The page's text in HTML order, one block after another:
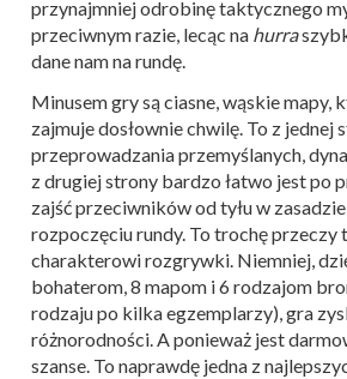
przynajmniej odrobinę taktycznego
przeciwnym razie, lecąc na hurra
dane nam na rundę.
Minusem gry są ciasne, wąskie mapy,
zajmuje dosłownie chwilę. To z jednej
przeprowadzania przemyślanych,
z drugiej strony bardzo łatwo jest po
zajść przeciwników od tyłu w
rozpoczęciu rundy. To trochę przeczy
charakterowi rozgrywki. Niemniej,
bohaterom, 8 mapom i 6 rodzajom
rodzaju po kilka egzemplarzy), gra
różnorodności. A ponieważ jest
szanse. To naprawdę jedna z